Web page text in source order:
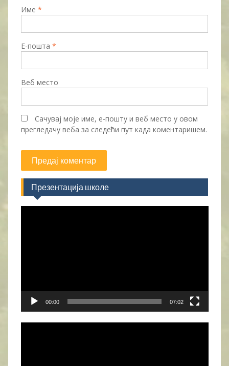
Име *
Е-пошта *
Веб место
Сачувај моје име, е-пошту и веб место у овом
прегледачу веба за следећи пут када коментаришем.
Презентација школе
00:00 07:02